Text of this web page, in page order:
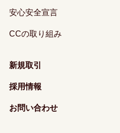
安心安全宣言
CCの取り組み
新規取引
採用情報
お問い合わせ